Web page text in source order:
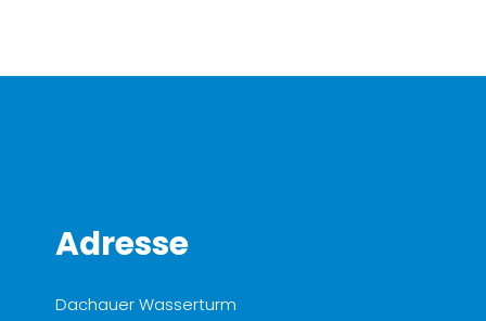
Adresse
Dachauer Wasserturm